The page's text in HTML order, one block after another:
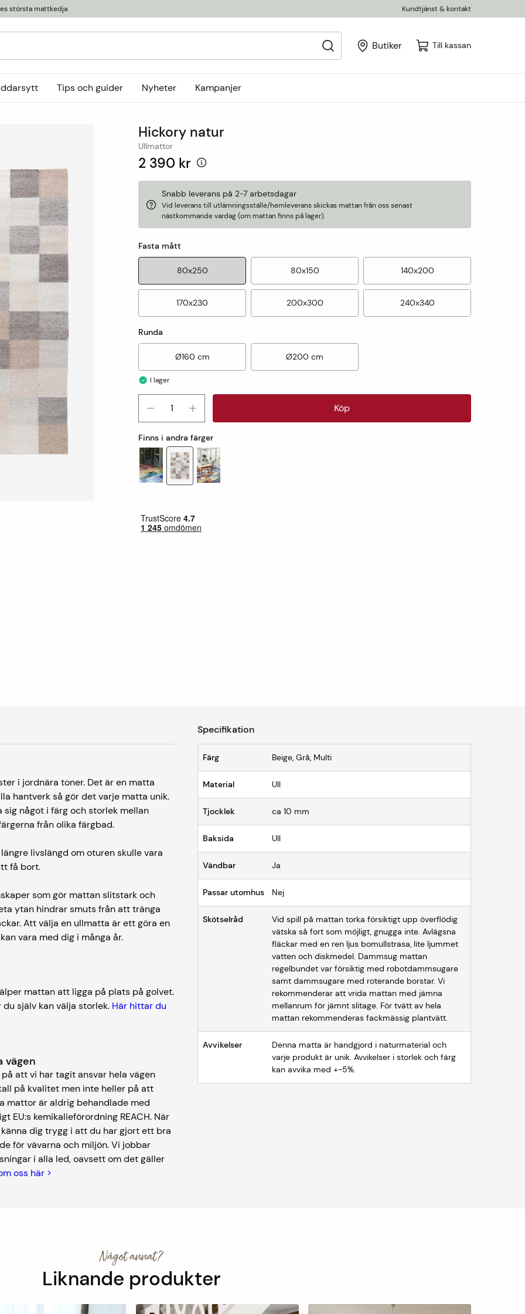
största mattkedja Kundtjänst & kontakt
Butiker Till kassan
Trasmattor
Ullmattor
Utemattor
Viskosmattor
Tillbehör
InHouse Group
Online only
Tips och guider Nyheter Kampanjer
Hickory natur
Ullmattor
2 390 kr
Snabb leverans på 2-7 arbetsdagar
Vid leverans till utlämningsställe/hemleverans skickas mattan från oss senast
nästkommande vardag (om mattan finns på lager).
Fasta mått
80x250 80x150 140x200
170x230 200x300 240x340
Runda
Ø160 cm Ø200 cm
I lager
Köp
Finns i andra färger
i jordnära toner. Det är en matta
hantverk så gör det varje matta unik.
något i färg och storlek mellan
från olika färgbad.
livslängd om oturen skulle vara
få bort.
som gör mattan slitstark och
ytan hindrar smuts från att tränga
Att välja en ullmatta är ett göra en
vara med dig i många år.
mattan att ligga på plats på golvet.
själv kan välja storlek. Här hittar du
vägen
att vi har tagit ansvar hela vägen
på kvalitet men inte heller på att
mattor är aldrig behandlade med
EU:s kemikalieförordning REACH. När
dig trygg i att du har gjort ett bra
för vävarna och miljön. Vi jobbar
i alla led, oavsett om det gäller
oss här >
Specifikation
Färg Beige, Grå, Multi
Material Ull
Tjocklek ca 10 mm
Baksida Ull
Vändbar Ja
Passar utomhus Nej
Skötselråd
Vid spill på mattan torka försiktigt upp överflödig
vätska så fort som möjligt, gnugga inte. Avlägsna
fläckar med en ren ljus bomullstrasa, lite ljummet
vatten och diskmedel. Dammsug mattan
regelbundet var försiktig med robotdammsugare
samt dammsugare med roterande borstar. Vi
rekommenderar att vrida mattan med jämna
mellanrum för jämnt slitage. För tvätt av hela
mattan rekommenderas fackmässig plantvätt.
Avvikelser
Denna matta är handgjord i naturmaterial och
varje produkt är unik. Avvikelser i storlek och färg
kan avvika med +-5%.
Något annat?
Liknande produkter